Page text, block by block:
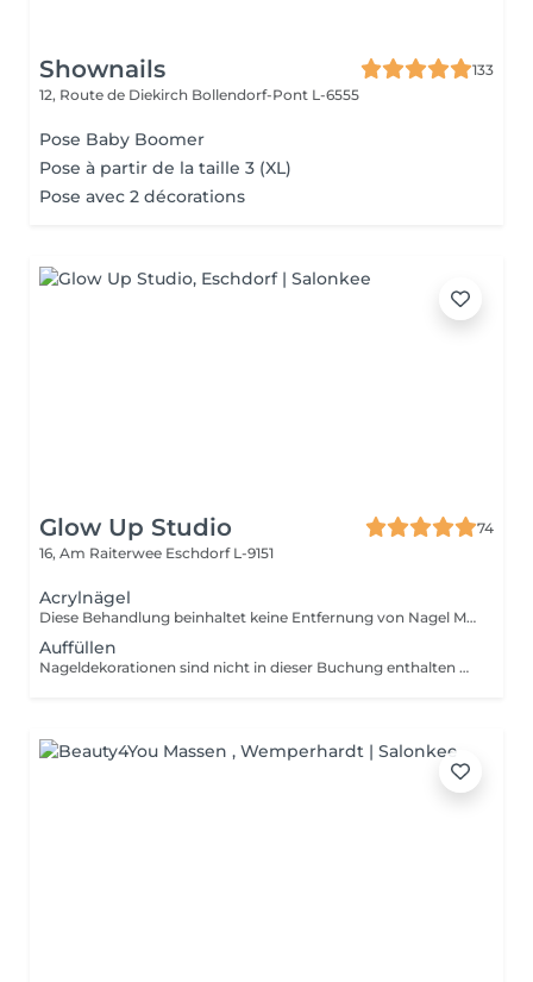
Shownails
133
12, Route de Diekirch Bollendorf-Pont L-6555
Pose Baby Boomer
Pose à partir de la taille 3 (XL)
Pose avec 2 décorations
Glow Up Studio
74
16, Am Raiterwee Eschdorf L-9151
Acrylnägel
Diese Behandlung beinhaltet keine Entfernung von Nagel Modellage Ihre Nägel müssen für diesen Service naturbelassen sein. Falls eine Entfernung notwendig ist, buchen Sie bitte vorab den Service "Altmodelage entfernen". Nageldekorationen sind nicht in dieser Buchung enthalten und müssen separat hinzugebucht werden!
Auffüllen
Nageldekorationen sind nicht in dieser Buchung enthalten und müssen separat hinzugebucht werden!